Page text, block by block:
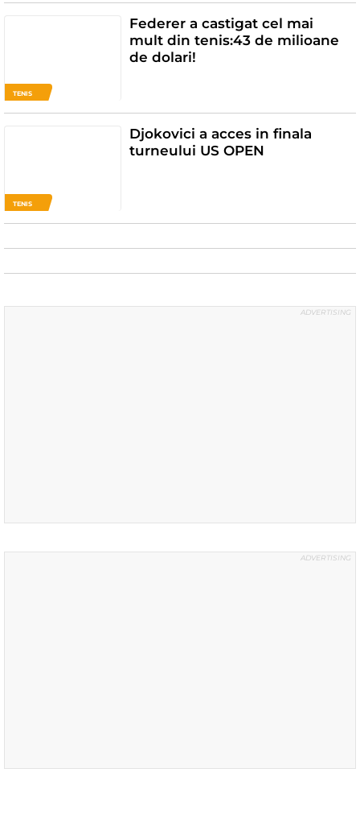
TENIS
Federer a castigat cel mai
mult din tenis:43 de milioane
de dolari!
TENIS
Djokovici a acces in finala
turneului US OPEN